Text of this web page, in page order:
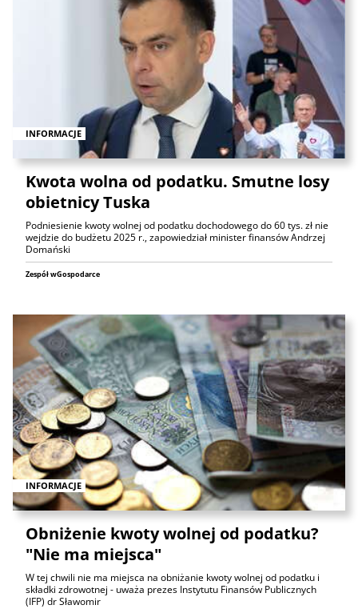
INFORMACJE
Kwota wolna od podatku. Smutne losy
obietnicy Tuska
Podniesienie kwoty wolnej od podatku dochodowego do 60 tys. zł nie
wejdzie do budżetu 2025 r., zapowiedział minister finansów Andrzej
Domański
Zespół wGospodarce
INFORMACJE
Obniżenie kwoty wolnej od podatku?
"Nie ma miejsca"
W tej chwili nie ma miejsca na obniżanie kwoty wolnej od podatku i
składki zdrowotnej - uważa prezes Instytutu Finansów Publicznych
(IFP) dr Sławomir